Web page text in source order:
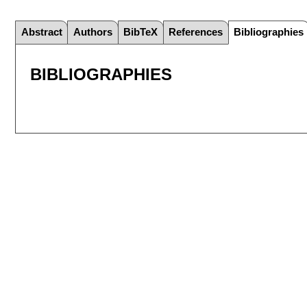
Abstract Authors BibTeX References Bibliographies
BIBLIOGRAPHIES